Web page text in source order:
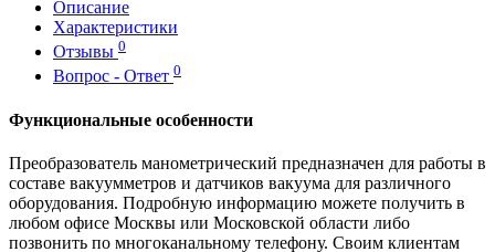
Описание
Характеристики
Отзывы 0
Вопрос - Ответ 0
Функциональные особенности
Преобразователь манометрический предназначен для работы в
составе вакуумметров и датчиков вакуума для различного
оборудования. Подробную информацию можете получить в
любом офисе Москвы или Московской области либо
позвонить по многоканальному телефону. Своим клиентам